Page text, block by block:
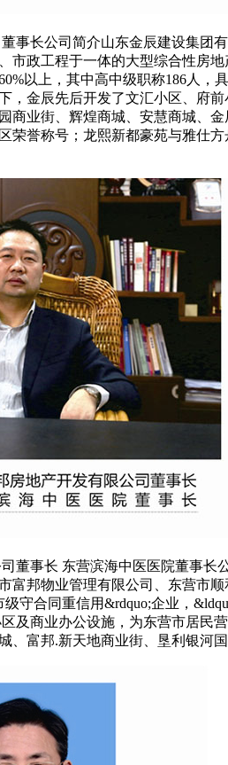
事长公司简介山东金辰建设集团
市政工程于一体的大型综合性房
以上，其中高中级职称186人
，金辰先后开发了文汇小区、府
商业街、辉煌商城、安慧商城、
荣誉称号；龙熙新都豪苑与雅仕
董事长 东营滨海中医医院董事
富邦物业管理有限公司、东营市
守合同重信用&rdquo;企业，
及商业办公设施，为东营市居民
、富邦.新天地商业街、垦利银河